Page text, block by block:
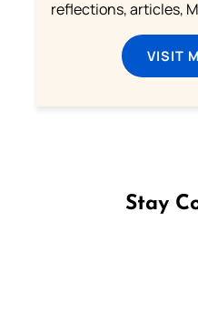
reflections, articles,
VISIT
Stay